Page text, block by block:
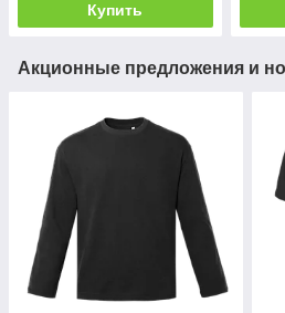
Купить
Акционные предложения и